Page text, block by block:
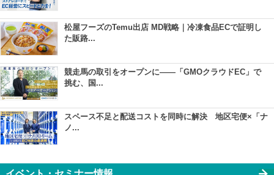
松屋フーズのTemu出店 MD戦略｜冷凍食品ECで証明し
た販路...
競走馬の取引をオープンに――「GMOクラウドEC」で
挑む、国...
スペース不足と配送コストを同時に解決 地区宅便×「ナ
ノ...